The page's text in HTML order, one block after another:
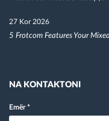
27 Kor 2026
5 Frotcom Features Your
NA KONTAKTONI
Emër*